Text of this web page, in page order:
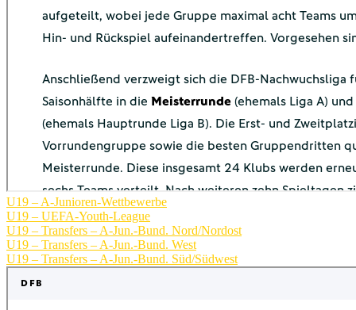
U19 – A-Junioren-Wettbewerbe
U19 – UEFA-Youth-League
U19 – Transfers – A-Jun.-Bund. Nord/Nordost
U19 – Transfers – A-Jun.-Bund. West
U19 – Transfers – A-Jun.-Bund. Süd/Südwest